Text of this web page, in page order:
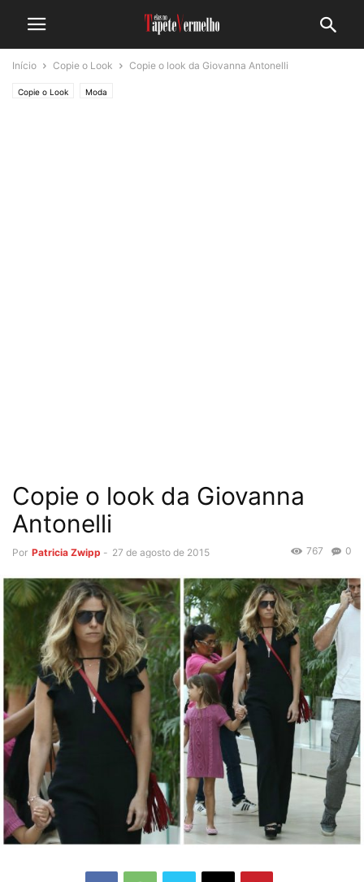
Início Copie o Look Copie o look da Giovanna Antonelli
Copie o Look Moda
Copie o look da Giovanna
Antonelli
Por Patricia Zwipp - 27 de agosto de 2015 0
767